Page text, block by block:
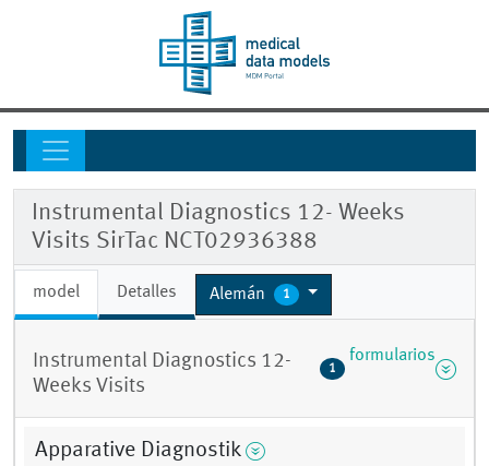
Instrumental Diagnostics 12- Weeks
Visits SirTac NCT02936388
model Detalles Alemán 1
Instrumental Diagnostics 12-
Weeks Visits
1
formularios
Apparative Diagnostik